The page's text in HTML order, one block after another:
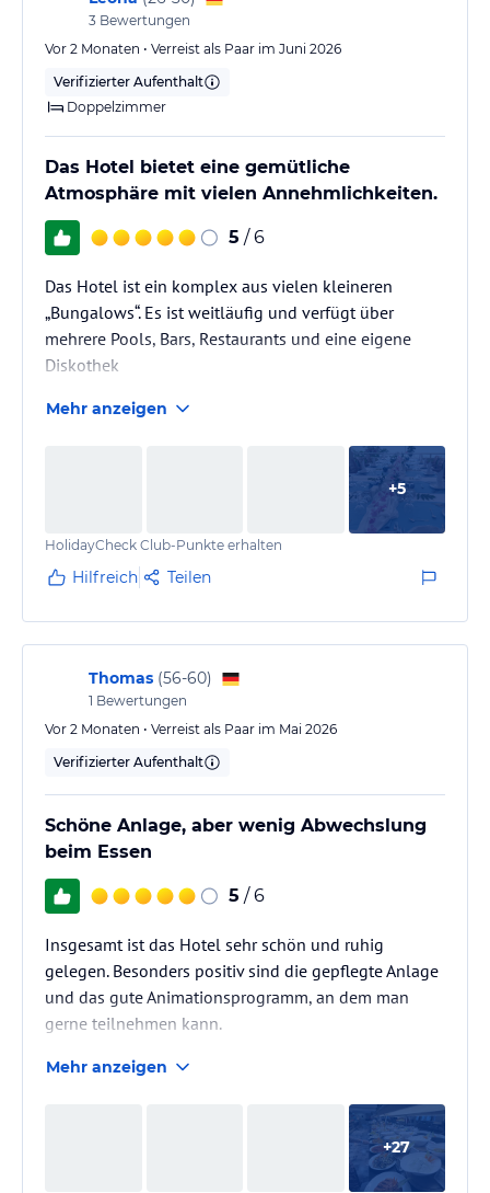
3 Bewertungen
Vor 2 Monaten • Verreist als Paar im Juni 2026
Verifizierter Aufenthalt
Doppelzimmer
Das Hotel bietet eine gemütliche
Atmosphäre mit vielen Annehmlichkeiten.
5 / 6
Das Hotel ist ein komplex aus vielen kleineren
„Bungalows“. Es ist weitläufig und verfügt über
mehrere Pools, Bars, Restaurants und eine eigene
Diskothek
Mehr anzeigen
+5
HolidayCheck Club-Punkte erhalten
Hilfreich Teilen
Thomas (56-60)
1 Bewertungen
Vor 2 Monaten • Verreist als Paar im Mai 2026
Verifizierter Aufenthalt
Schöne Anlage, aber wenig Abwechslung
beim Essen
5 / 6
Insgesamt ist das Hotel sehr schön und ruhig
gelegen. Besonders positiv sind die gepflegte Anlage
und das gute Animationsprogramm, an dem man
gerne teilnehmen kann.
Allerdings fiel auf, dass viele Stammgäste das Hotel
seit Jahren besuchen und teilweise bevorzugt
behandelt werden. Dadurch können sich neue Gäste
Mehr anzeigen
+27